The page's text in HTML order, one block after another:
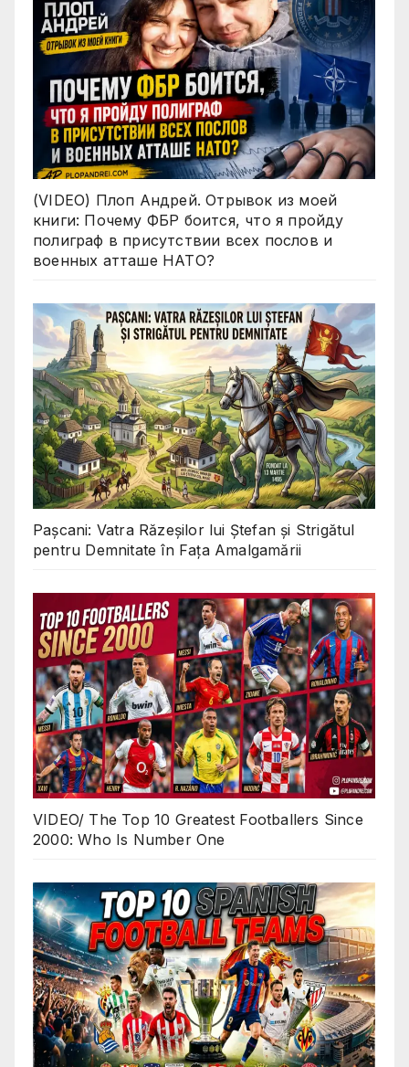
(VIDEO) Плоп Андрей. Отрывок из моей
книги: Почему ФБР боится, что я пройду
полиграф в присутствии всех послов и
военных атташе НАТО?
Pașcani: Vatra Răzeșilor lui Ștefan și Strigătul
pentru Demnitate în Fața Amalgamării
VIDEO/ The Top 10 Greatest Footballers Since
2000: Who Is Number One